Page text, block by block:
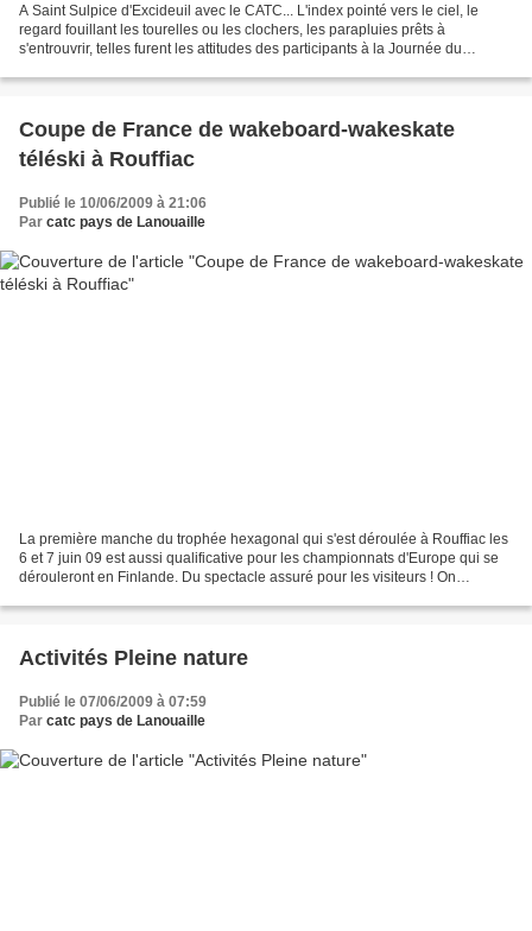
A Saint Sulpice d'Excideuil avec le CATC... L'index pointé vers le ciel, le
regard fouillant les tourelles ou les clochers, les parapluies prêts à
s'entrouvrir, telles furent les attitudes des participants à la Journée du
Coupe de France de wakeboard-wakeskate
téléski à Rouffiac
Publié le 10/06/2009 à 21:06
Par catc pays de Lanouaille
La première manche du trophée hexagonal qui s'est déroulée à Rouffiac les
6 et 7 juin 09 est aussi qualificative pour les championnats d'Europe qui se
dérouleront en Finlande. Du spectacle assuré pour les visiteurs ! On
Activités Pleine nature
Publié le 07/06/2009 à 07:59
Par catc pays de Lanouaille